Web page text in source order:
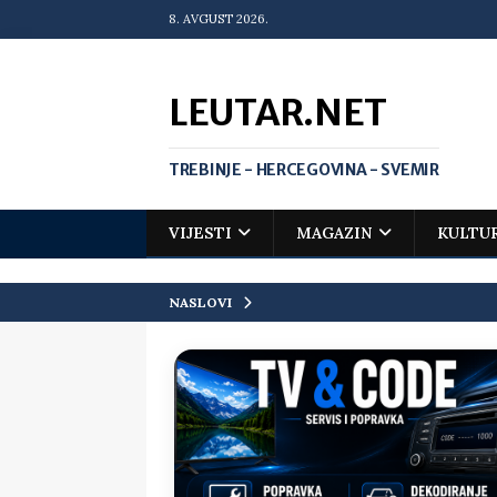
8. AVGUST 2026.
LEUTAR.NET
TREBINJE - HERCEGOVINA - SVEMIR
VIJESTI MAGAZIN
NASLOVI
[ 20. jul 2026. ] Zlato za Vuka
matematičkoj olimpijadi VIJESTI
Da li i obraz ima
[ 16. jul 2026. ] Mile će da ti